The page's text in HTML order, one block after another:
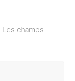
Les champs